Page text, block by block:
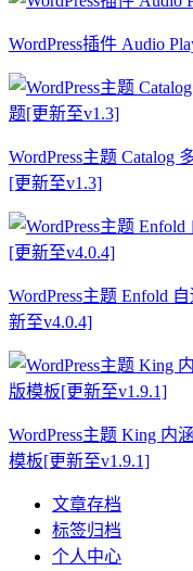
WordPress插件 Audio
WordPress主题 Catalog
[更新至v1.3]
WordPress主题 Enfold
新至v4.0.4]
WordPress主题 King 内
模板[更新至v1.9.1]
文章存档
标签归档
个人中心